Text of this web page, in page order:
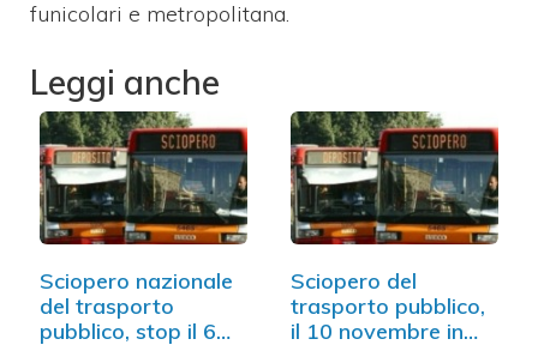
funicolari e metropolitana.
Leggi anche
Sciopero nazionale
del trasporto
pubblico, stop il 6
Sciopero del
trasporto pubblico,
il 10 novembre in…